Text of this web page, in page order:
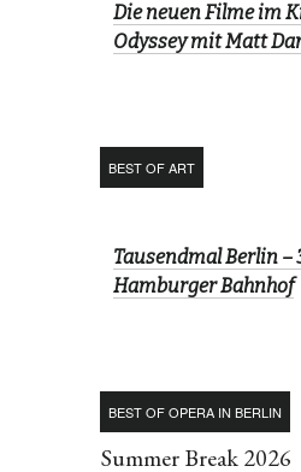
Die neuen Filme im
Odyssey mit Matt
BEST OF ART
Tausendmal Berlin –
Hamburger Bahnhof
BEST OF OPERA IN BERLIN
Summer Break 2026